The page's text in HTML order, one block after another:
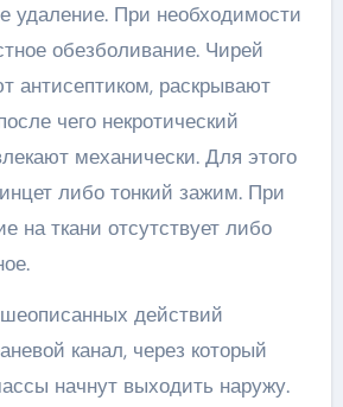
удаление. При необходимости
обезболивание. Чирей
антисептиком, раскрывают
чего некротический
механически. Для этого
либо тонкий зажим. При
на ткани отсутствует либо
действий
канал, через который
начнут выходить наружу.